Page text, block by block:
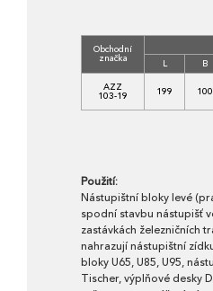
Obchodní
značka L B
AZZ
103-19 199 100
Použití:
Nástupištní bloky levé
spodní stavbu nástupišť
zastávkách železničních
nahrazují nástupištní
bloky U65, U85, U95,
Tischer, výplňové desky